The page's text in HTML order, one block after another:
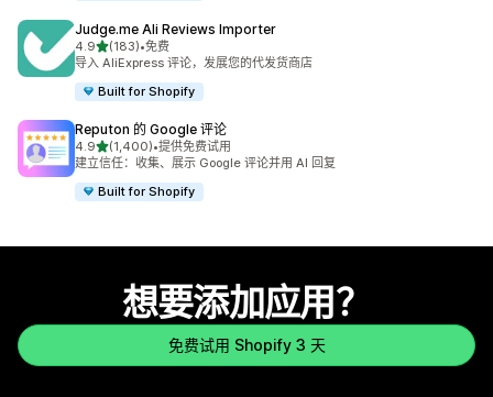
Judge.me Ali Reviews Importer
4.9星（满分 5 星）
(183)
总共 183 条评论
•免费
导入 AliExpress 评论，发展您的代发货商店
Built for Shopify
Reputon 的 Google 评论
4.9星（满分 5 星）
(1,400)
总共 1400 条评论
•提供免费试用
建立信任：收集、展示 Google 评论并用 AI 回复
Built for Shopify
想要添加应用？
免费试用 Shopify 3 天